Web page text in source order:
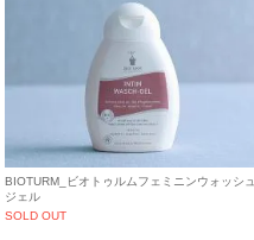
BIOTURM_ビオトゥルムフェミニンウォッシュ
ジェル
SOLD OUT